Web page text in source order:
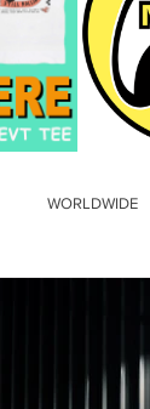
WORLDWIDE